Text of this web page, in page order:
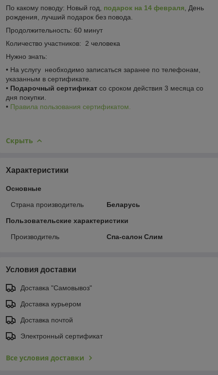
По какому поводу: Новый год, подарок на 14 февраля , День
рождения, лучший подарок без повода.
Продолжительность: 60 минут
Количество участников: 2 человека
Нужно знать:
• На услугу необходимо записаться заранее по телефонам,
указанным в сертификате.
• Подарочный сертификат со сроком действия 3 месяца со
дня покупки.
• Правила пользования сертификатом.
Скрыть
Характеристики
Основные
Страна производитель Беларусь
Пользовательские характеристики
Производитель Спа-салон Слим
Условия доставки
Доставка "Самовывоз"
Доставка курьером
Доставка почтой
Электронный сертификат
Все условия доставки